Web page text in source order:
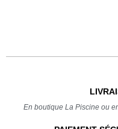
En boutique La Piscine ou